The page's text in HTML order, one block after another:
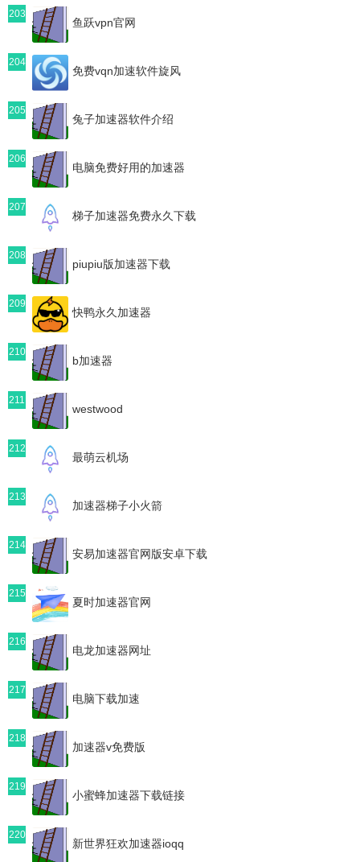
203
鱼跃vpn官网
204
免费vqn加速软件旋风
205
兔子加速器软件介绍
206
电脑免费好用的加速器
207
梯子加速器免费永久下载
208
piupiu版加速器下载
209
快鸭永久加速器
210
b加速器
211
westwood
212
最萌云机场
213
加速器梯子小火箭
214
安易加速器官网版安卓下载
215
夏时加速器官网
216
电龙加速器网址
217
电脑下载加速
218
加速器v免费版
219
小蜜蜂加速器下载链接
220
新世界狂欢加速器ioqq